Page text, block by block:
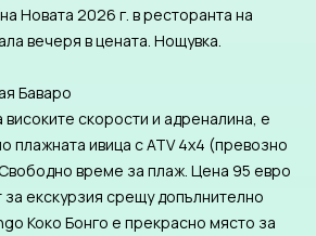
Новата 2026 г. в ресторанта на
вечеря в цената. Нощувка.
Баваро
скорости и адреналина, е
плажната ивица с ATV 4x4 (превозно
време за плаж. Цена 95 евро
екскурзия срещу допълнително
Коко Бонго е прекрасно място за